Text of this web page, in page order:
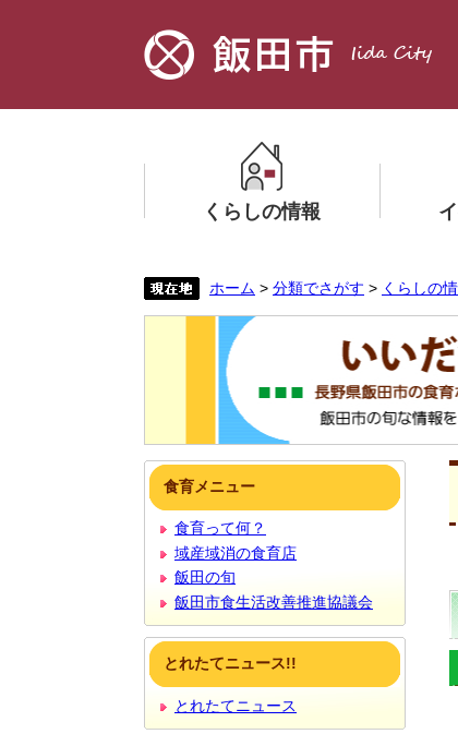
くらしの情報
メ
ニ
ら
く
メ
ニ
ュ
ー
を
ひ
ら
く
ホーム > 分類でさがす > くらしの
食育メニュー
食育って何？
域産域消の食育店
飯田の旬
飯田市食生活改善推進協議会
とれたてニュース!!
とれたてニュース